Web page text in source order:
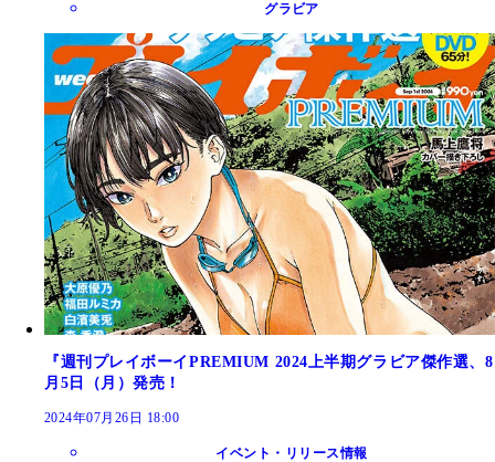
グラビア
『週刊プレイボーイPREMIUM 2024上半期グラビア傑作選、8
月5日（月）発売！
2024年07月26日 18:00
イベント・リリース情報